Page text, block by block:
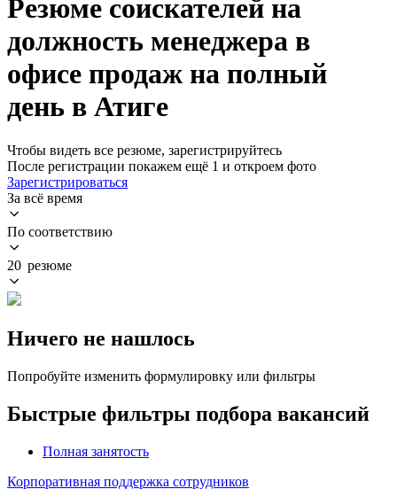
Резюме соискателей на
должность менеджера в
офисе продаж на полный
день в Атиге
Чтобы видеть все резюме, зарегистрируйтесь
После регистрации покажем ещё 1 и откроем фото
Зарегистрироваться
За всё время
По соответствию
20 резюме
Ничего не нашлось
Попробуйте изменить формулировку или фильтры
Быстрые фильтры подбора вакансий
Полная занятость
Корпоративная поддержка сотрудников